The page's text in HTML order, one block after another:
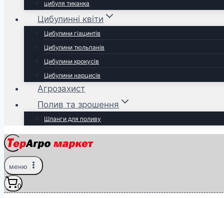
цибуля тиканка
Цибулинні квіти
Цибулини гіацинтів
Цибулини тюльпанів
Цибулини крокусів
Цибулини нарцисів
Агрозахист
Полив та зрошення
Шланги для поливу
меню
0